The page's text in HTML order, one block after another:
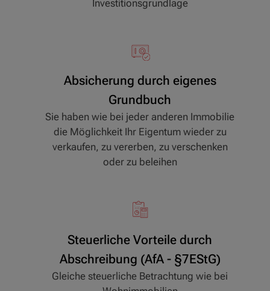
Investitionsgrundlage
Absicherung durch eigenes
Grundbuch
Sie haben wie bei jeder anderen Immobilie
die Möglichkeit Ihr Eigentum wieder zu
verkaufen, zu vererben, zu verschenken
oder zu beleihen
Steuerliche Vorteile durch
Abschreibung (AfA - §7EStG)
Gleiche steuerliche Betrachtung wie bei